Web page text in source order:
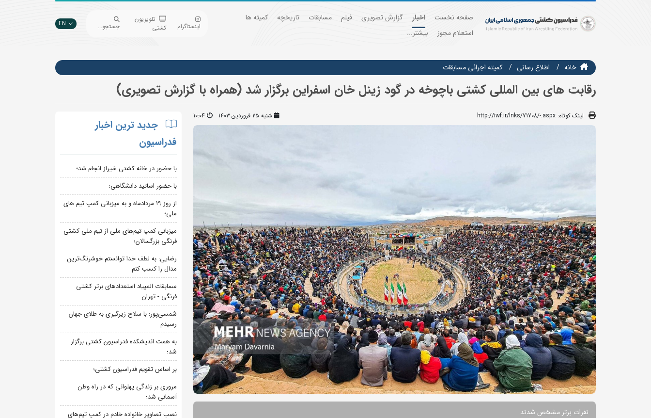
صفحه نخست اخبار گزارش تصویری فیلم مسابقات تاریخچه
کمیته ها
استعلام مجوز
بیشتر...
اینستاگرام
تلویزیون
کشتی
جستجو... EN
خانه اطلاع رسانی كميته اجرائي مسابقات
رقابت های بین المللی کشتی باچوخه در گود زینل خان اسفراین برگزار شد (همراه با گزارش تصویری)
لینک کوتاه: http://iwf.ir/lnks/71708/-.aspx شنبه ۲۵ فروردین ۱۴۰۳ 10:04
نفرات برتر مشخص شدند
جدید ترین اخبار
فدراسیون
با حضور در خانه کشتی شیراز انجام شد؛
با حضور اساتید دانشگاهی؛
از روز 19 مردادماه و به میزبانی کمپ تیم های
ملی؛
میزبانی کمپ تیم‌های ملی از تیم ملی کشتی
فرنگی بزرگسالان؛
رضایی: به لطف خدا توانستم خوشرنگ‌ترین
مدال را کسب کنم
مسابقات المپیاد استعدادهای برتر کشتی
فرنگی - تهران
شمسی‌پور: با سلاح زیرگیری به طلای جهان
رسیدم
به همت اندیشکده فدراسیون کشتی برگزار
شد؛
بر اساس تقویم فدراسیون کشتی؛
مروری بر زندگی پهلوانی که در راه وطن
آسمانی شد؛
نصب تصاویر خانواده خادم در کمپ تیم‌های